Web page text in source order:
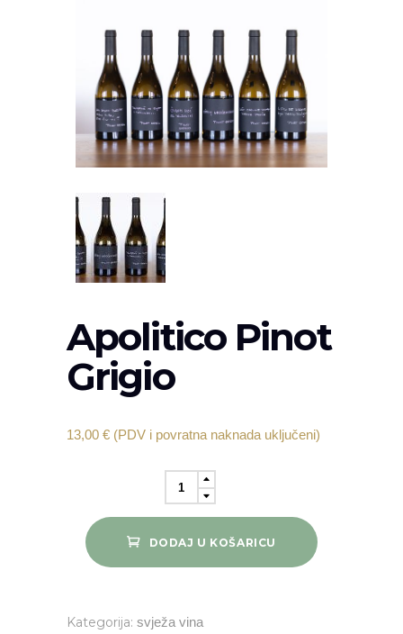
Apolitico Pinot
Grigio
13,00 € (PDV i povratna naknada uključeni)
Apolitico
Pinot
DODAJ U KOŠARICU
Kategorija: svježa vina